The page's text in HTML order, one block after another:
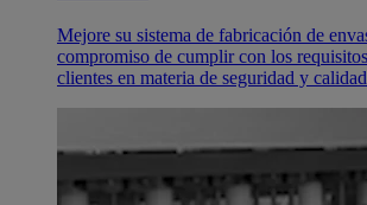
Mejore su sistema de fabricación de
compromiso de cumplir con los
clientes en materia de seguridad y